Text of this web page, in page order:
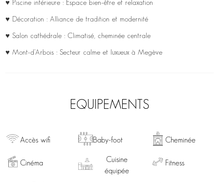
♥ Piscine intérieure : Espace bien-être et relaxation
♥ Décoration : Alliance de tradition et modernité
♥ Salon cathédrale : Climatisé, cheminée centrale
♥ Mont-d’Arbois : Secteur calme et luxueux à Megève
EQUIPEMENTS
Accès wifi Baby-foot Cheminée
Cinéma
Cuisine
équipée
Fitness